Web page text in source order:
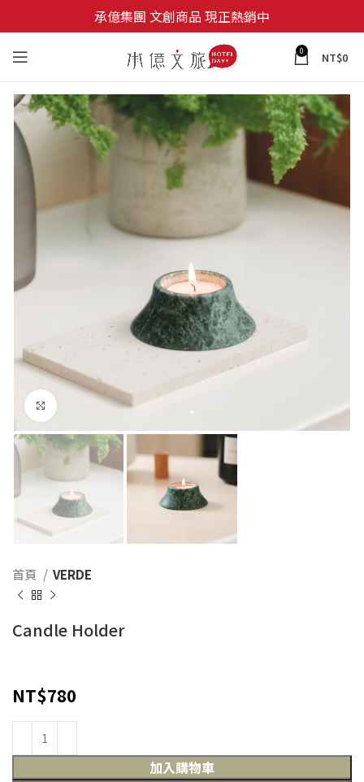
承億集團 文創商品 現正熱銷中
0 NT$0
Click to enlarge
首頁 VERDE
Candle Holder
NT$780
加入購物車